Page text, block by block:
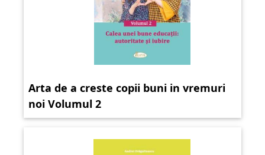
Arta de a creste copii buni in vremuri
noi Volumul 2